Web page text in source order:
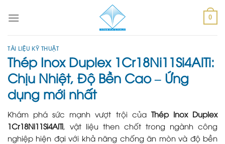
0
TÀI LIỆU KỸ THUẬT
Thép Inox Duplex 1Cr18Ni11Si4AlTi:
Chịu Nhiệt, Độ Bền Cao – Ứng
dụng mới nhất
Khám phá sức mạnh vượt trội của Thép Inox Duplex
1Cr18Ni11Si4AlTi, vật liệu then chốt trong ngành công
nghiệp hiện đại với khả năng chống ăn mòn và độ bền